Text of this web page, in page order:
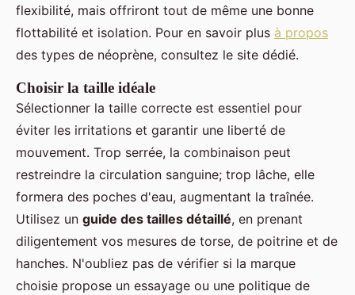
flexibilité, mais offriront tout de même une bonne
flottabilité et isolation. Pour en savoir plus à propos
des types de néoprène, consultez le site dédié.
Choisir la taille idéale
Sélectionner la taille correcte est essentiel pour
éviter les irritations et garantir une liberté de
mouvement. Trop serrée, la combinaison peut
restreindre la circulation sanguine; trop lâche, elle
formera des poches d'eau, augmentant la traînée.
Utilisez un guide des tailles détaillé, en prenant
diligentement vos mesures de torse, de poitrine et de
hanches. N'oubliez pas de vérifier si la marque
choisie propose un essayage ou une politique de